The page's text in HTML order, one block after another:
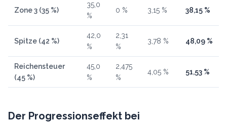
Zone 3 (35 %)
35,0
%
0 % 3,15 % 38,15 %
Spitze (42 %)
42,0
%
2,31
%
3,78 % 48,09 %
Reichensteuer
(45 %)
45,0
%
2,475
%
4,05 % 51,53 %
Der Progressionseffekt bei